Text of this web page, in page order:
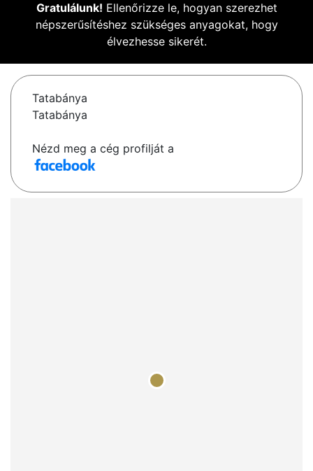
Gratulálunk! Ellenőrizze le, hogyan szerezhet
népszerűsítéshez szükséges anyagokat, hogy
élvezhesse sikerét.
Tatabánya
Tatabánya
Nézd meg a cég profilját a